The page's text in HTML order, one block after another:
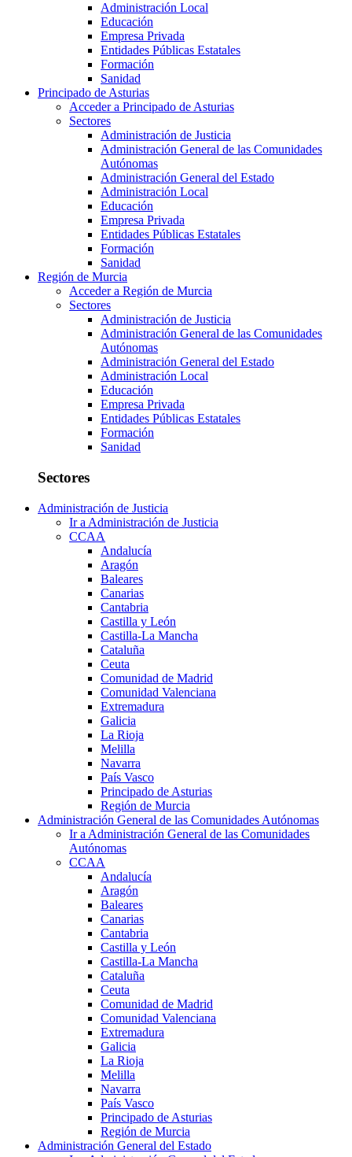
Administración Local
Educación
Empresa Privada
Entidades Públicas Estatales
Formación
Sanidad
Principado de Asturias
Acceder a Principado de Asturias
Sectores
Administración de Justicia
Administración General de las Comunidades
Autónomas
Administración General del Estado
Administración Local
Educación
Empresa Privada
Entidades Públicas Estatales
Formación
Sanidad
Región de Murcia
Acceder a Región de Murcia
Sectores
Administración de Justicia
Administración General de las Comunidades
Autónomas
Administración General del Estado
Administración Local
Educación
Empresa Privada
Entidades Públicas Estatales
Formación
Sanidad
Sectores
Administración de Justicia
Ir a Administración de Justicia
CCAA
Andalucía
Aragón
Baleares
Canarias
Cantabria
Castilla y León
Castilla-La Mancha
Cataluña
Ceuta
Comunidad de Madrid
Comunidad Valenciana
Extremadura
Galicia
La Rioja
Melilla
Navarra
País Vasco
Principado de Asturias
Región de Murcia
Administración General de las Comunidades Autónomas
Ir a Administración General de las Comunidades
Autónomas
CCAA
Andalucía
Aragón
Baleares
Canarias
Cantabria
Castilla y León
Castilla-La Mancha
Cataluña
Ceuta
Comunidad de Madrid
Comunidad Valenciana
Extremadura
Galicia
La Rioja
Melilla
Navarra
País Vasco
Principado de Asturias
Región de Murcia
Administración General del Estado